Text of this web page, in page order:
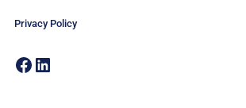
Privacy Policy